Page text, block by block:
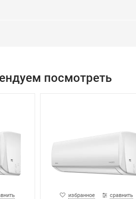
посмотреть
избранное сравнить